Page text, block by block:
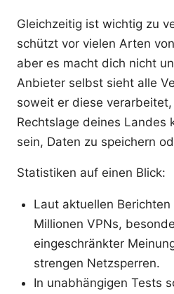
Gleichzeitig ist wichtig zu
schützt vor vielen Arten
aber es macht dich nicht
Anbieter selbst sieht alle
soweit er diese
Rechtslage deines Landes
sein, Daten zu speichern
Statistiken auf einen Blick:
Laut aktuellen
Millionen VPNs,
eingeschränkter
strengen Netzsperren.
In unabhängigen Tests